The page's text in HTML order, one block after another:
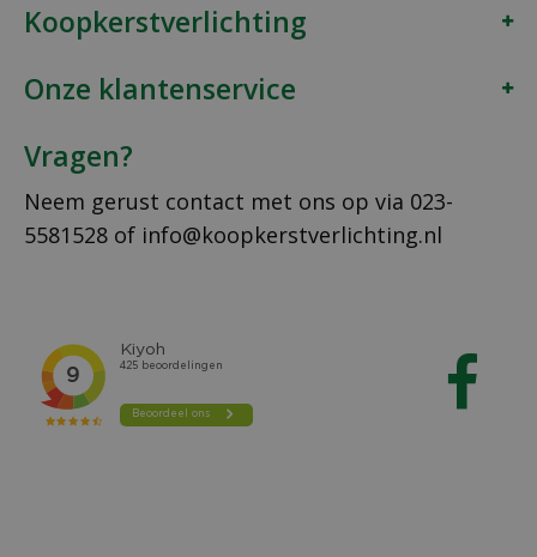
Koopkerstverlichting
Onze klantenservice
Vragen?
Neem gerust contact met ons op via 023-
5581528 of info@koopkerstverlichting.nl